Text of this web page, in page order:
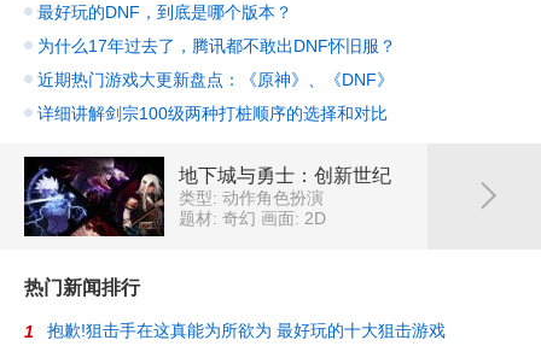
最好玩的DNF，到底是哪个版本？
为什么17年过去了，腾讯都不敢出DNF怀旧服？
近期热门游戏大更新盘点：《原神》、《DNF》
详细讲解剑宗100级两种打桩顺序的选择和对比
地下城与勇士：创新世纪
类型: 动作角色扮演
题材: 奇幻 画面: 2D
热门新闻排行
1 抱歉!狙击手在这真能为所欲为 最好玩的十大狙击游戏